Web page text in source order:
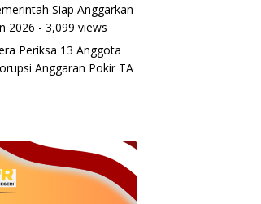
Siap Anggarkan
2026 - 3,099 views
Periksa 13 Anggota
Anggaran Pokir TA